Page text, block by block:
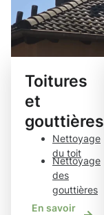
Toitures
et
gouttières
Nettoyage
du toit
Nettoyage
des
gouttières
En savoir